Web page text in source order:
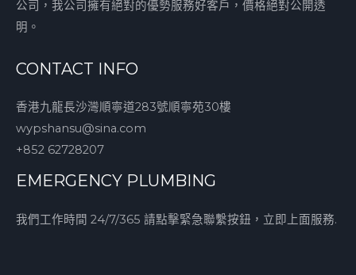
公司，我公司擁有絕對的優勢服務好客戶，價格絕對公開透
明。
CONTACT INFO
香港九龍長沙灣順寧道283號順寧苑30樓
wypshansu@sina.com
+852 62728207
EMERGENCY PLUMBING
我們工作時間 24/7/365 請點擊緊急聯繫按鈕，立即上面服務.